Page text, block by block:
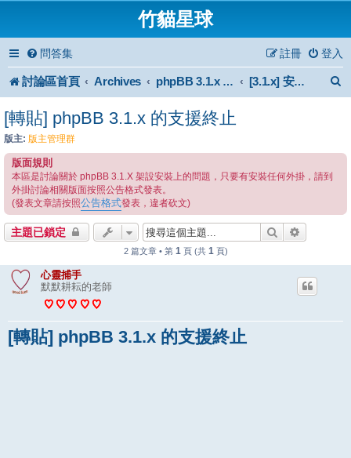
竹貓星球
問答集 登入
註冊
討論區首頁 Archives phpBB 3.1.x Forum Archive [3.1.x] 安裝與使用
[轉貼] phpBB 3.1.x 的支援終止
版主: 版主管理群
版面規則
本區是討論關於 phpBB 3.1.X 架設安裝上的問題，只要有安裝任何外掛，請到
外掛討論相關版面按照公告格式發表。
(發表文章請按照公告格式發表，違者砍文)
主題已鎖定 搜尋
2 篇文章 • 第 1 頁 (共 1 頁)
心靈捕手
默默耕耘的老師
[轉貼] phpBB 3.1.x 的支援終止